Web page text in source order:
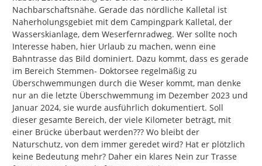
Nachbarschaftsnähe. Gerade das nördliche Kalletal ist
Naherholungsgebiet mit dem Campingpark Kalletal, der
Wasserskianlage, dem Weserfernradweg. Wer sollte noch
Interesse haben, hier Urlaub zu machen, wenn eine
Bahntrasse das Bild dominiert. Dazu kommt, dass es gerade
im Bereich Stemmen- Doktorsee regelmäßig zu
Überschwemmungen durch die Weser kommt, man denke
nur an die letzte Überschwemmung im Dezember 2023 und
Januar 2024, sie wurde ausführlich dokumentiert. Soll
dieser gesamte Bereich, der viele Kilometer beträgt, mit
einer Brücke überbaut werden??? Wo bleibt der
Naturschutz, von dem immer geredet wird? Hat er plötzlich
keine Bedeutung mehr? Daher ein klares Nein zur Trasse